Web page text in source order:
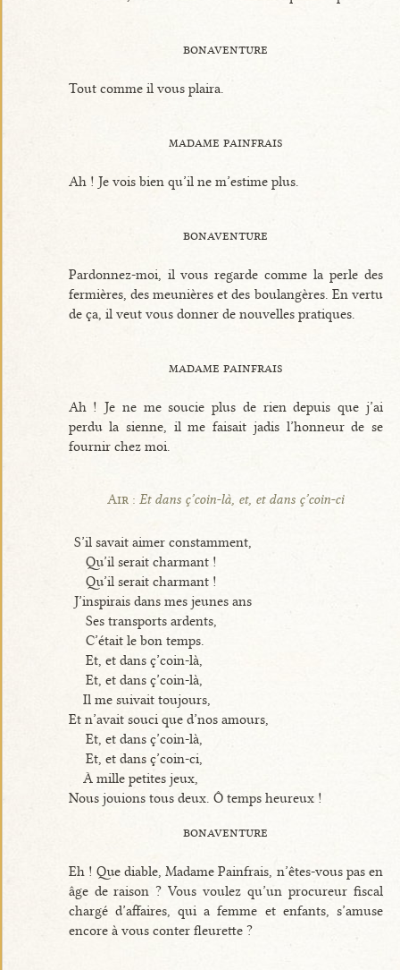
bonaventure
Tout comme il vous plaira.
madame painfrais
Ah ! Je vois bien qu’il ne m’estime plus.
bonaventure
Pardonnez-moi, il vous regarde comme la perle des
fermières, des meunières et des boulangères. En vertu
de ça, il veut vous donner de nouvelles pratiques.
madame painfrais
Ah ! Je ne me soucie plus de rien depuis que j’ai
perdu la sienne, il me faisait jadis l’honneur de se
fournir chez moi.
Air :Et dans ç’coin-là, et, et dans ç’coin-ci
S’il savait aimer constamment,
Qu’il serait charmant !
Qu’il serait charmant !
J’inspirais dans mes jeunes ans
Ses transports ardents,
C’était le bon temps.
Et, et dans ç’coin-là,
Et, et dans ç’coin-là,
Il me suivait toujours,
Et n’avait souci que d’nos amours,
Et, et dans ç’coin-là,
Et, et dans ç’coin-ci,
À mille petites jeux,
Nous jouions tous deux. Ô temps heureux !
bonaventure
Eh ! Que diable, Madame Painfrais, n’êtes-vous pas en
âge de raison ? Vous voulez qu’un procureur fiscal
chargé d’affaires, qui a femme et enfants, s’amuse
encore à vous conter fleurette ?